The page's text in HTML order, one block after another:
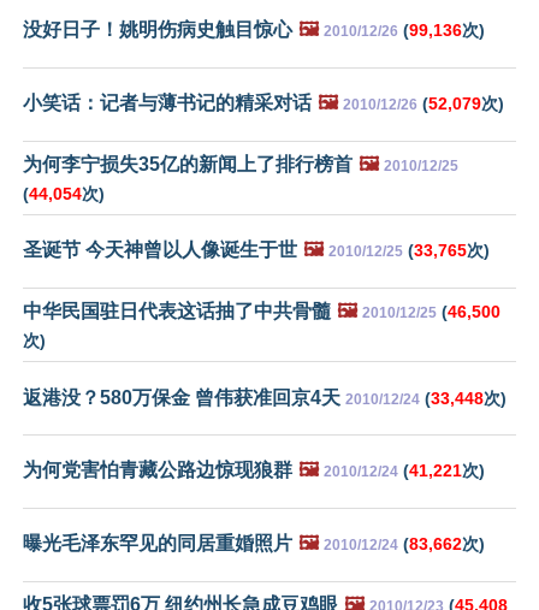
没好日子！姚明伤病史触目惊心 🖼️ 2010/12/26 (99,136次)
小笑话：记者与薄书记的精采对话 🖼️ 2010/12/26 (52,079次)
为何李宁损失35亿的新闻上了排行榜首 🖼️ 2010/12/25
(44,054次)
圣诞节 今天神曾以人像诞生于世 🖼️ 2010/12/25 (33,765次)
中华民国驻日代表这话抽了中共骨髓 🖼️ 2010/12/25 (46,500
次)
返港没？580万保金 曾伟获准回京4天 2010/12/24 (33,448次)
为何党害怕青藏公路边惊现狼群 🖼️ 2010/12/24 (41,221次)
曝光毛泽东罕见的同居重婚照片 🖼️ 2010/12/24 (83,662次)
收5张球票罚6万 纽约州长急成豆鸡眼 🖼️ 2010/12/23 (45,408